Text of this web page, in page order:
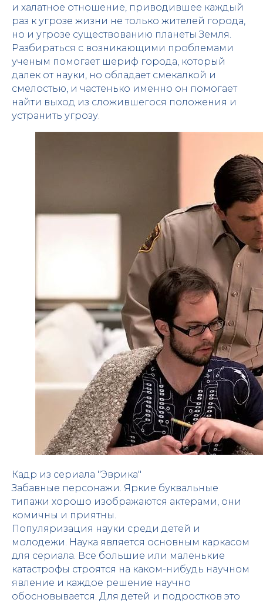
и халатное отношение, приводившее каждый
раз к угрозе жизни не только жителей города,
но и угрозе существованию планеты Земля.
Разбираться с возникающими проблемами
ученым помогает шериф города, который
далек от науки, но обладает смекалкой и
смелостью, и частенько именно он помогает
найти выход из сложившегося положения и
устранить угрозу.
Кадр из сериала "Эврика"
Забавные персонажи. Яркие буквальные
типажи хорошо изображаются актерами, они
комичны и приятны.
Популяризация науки среди детей и
молодежи. Наука является основным каркасом
для сериала. Все большие или маленькие
катастрофы строятся на каком-нибудь научном
явление и каждое решение научно
обосновывается. Для детей и подростков это